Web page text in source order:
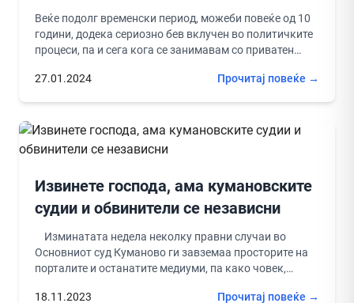
Веќе подолг временски период, можеби повеќе од 10
години, додека сериозно бев вклучен во политичките
процеси, па и сега кога се занимавам со приватен
27.01.2024
Прочитај повеќе →
Извинете господа, ама кумановските
судии и обвинители се независни
Изминатата недела неколку правни случаи во
Основниот суд Куманово ги завземаа просторите на
порталите и останатите медиуми, па како човек,
18.11.2023
Прочитај повеќе →